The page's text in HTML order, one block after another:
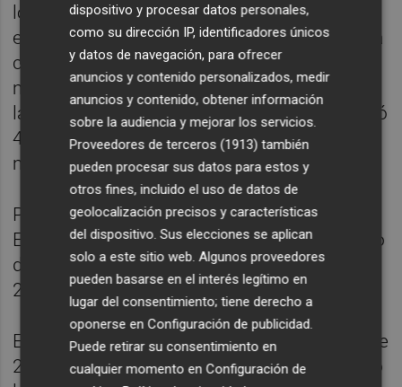
los Europeos al aire libre de Berlín 2018 con
el listón en 4,60 pasó por la cabeza de Ureña
cuando hizo aquí el primer nulo sobre la
misma altura, la primera que intentaba, pero
la superó a la segunda tentativa y luego saltó
4,90, una marca que casi le aseguraba
medalla.
Pero hubo emoción hasta la última prueba.
El polaco Pawel Wiesiolek hizo el mejor salto
de su vida en pértiga (2,20) y se situó a sólo
25 puntos de Ureña.
El español afrontaba el 800 con poco más de
2 segundos de margen sobre el polaco, pero
dispositivo y procesar datos personales,
como su dirección IP, identificadores únicos
y datos de navegación, para ofrecer
anuncios y contenido personalizados, medir
anuncios y contenido, obtener información
sobre la audiencia y mejorar los servicios.
Proveedores de terceros (1913) también
pueden procesar sus datos para estos y
otros fines, incluido el uso de datos de
geolocalización precisos y características
del dispositivo. Sus elecciones se aplican
solo a este sitio web. Algunos proveedores
pueden basarse en el interés legítimo en
lugar del consentimiento; tiene derecho a
oponerse enConfiguración de publicidad.
Puede retirar su consentimiento en
cualquier momento enConfiguración de